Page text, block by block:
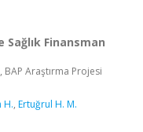
Sağlık Finansman
Araştırma Projesi
H., Ertuğrul H. M.